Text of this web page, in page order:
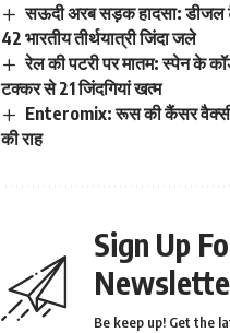
सऊदी अरब सड़क हादसा: डीजल
42 भारतीय तीर्थयात्री जिंदा जले
रेल की पटरी पर मातम: स्पेन के
टक्कर से 21 जिंदगियां खत्म
Enteromix: रूस की कैंसर
की राह
Sign Up
Be keep up! Get the